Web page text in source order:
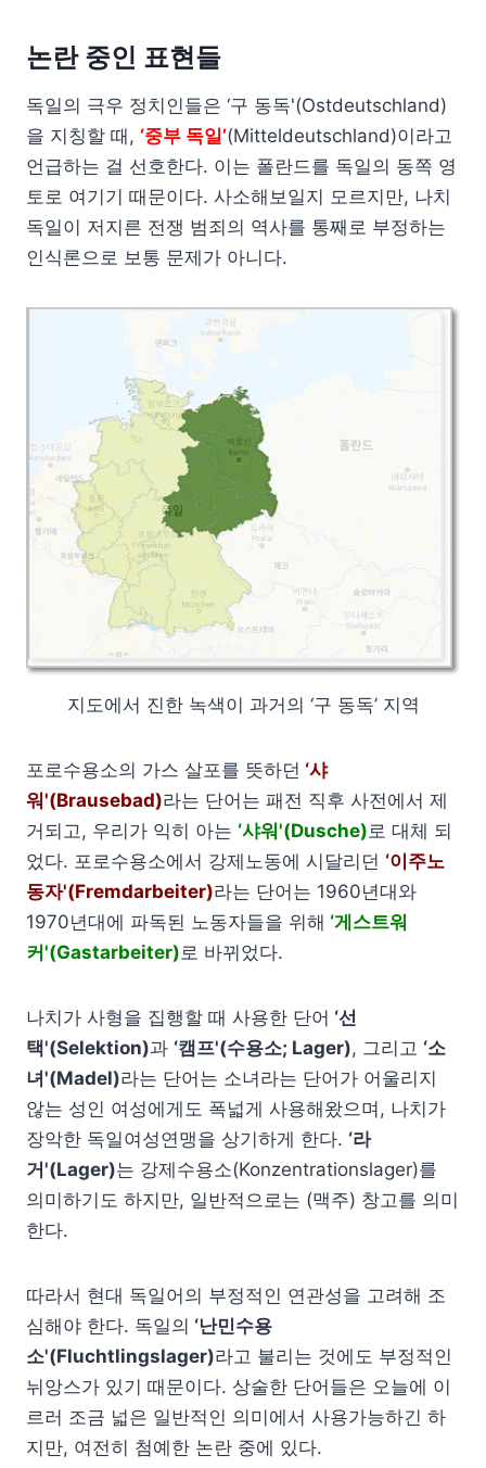
논란 중인 표현들
독일의 극우 정치인들은 ‘구 동독'(Ostdeutschland)
을 지칭할 때, ‘중부 독일’(Mitteldeutschland)이라고
언급하는 걸 선호한다. 이는 폴란드를 독일의 동쪽 영
토로 여기기 때문이다. 사소해보일지 모르지만, 나치
독일이 저지른 전쟁 범죄의 역사를 통째로 부정하는
인식론으로 보통 문제가 아니다.
지도에서 진한 녹색이 과거의 ‘구 동독’ 지역
포로수용소의 가스 살포를 뜻하던 ‘샤
워'(Brausebad)라는 단어는 패전 직후 사전에서 제
거되고, 우리가 익히 아는 ‘샤워'(Dusche)로 대체 되
었다. 포로수용소에서 강제노동에 시달리던 ‘이주노
동자'(Fremdarbeiter)라는 단어는 1960년대와
1970년대에 파독된 노동자들을 위해 ‘게스트워
커'(Gastarbeiter)로 바뀌었다.
나치가 사형을 집행할 때 사용한 단어 ‘선
택'(Selektion)과 ‘캠프'(수용소; Lager), 그리고 ‘소
녀'(Madel)라는 단어는 소녀라는 단어가 어울리지
않는 성인 여성에게도 폭넓게 사용해왔으며, 나치가
장악한 독일여성연맹을 상기하게 한다. ‘라
거'(Lager)는 강제수용소(Konzentrationslager)를
의미하기도 하지만, 일반적으로는 (맥주) 창고를 의미
한다.
따라서 현대 독일어의 부정적인 연관성을 고려해 조
심해야 한다. 독일의 ‘난민수용
소'(Fluchtlingslager)라고 불리는 것에도 부정적인
뉘앙스가 있기 때문이다. 상술한 단어들은 오늘에 이
르러 조금 넓은 일반적인 의미에서 사용가능하긴 하
지만, 여전히 첨예한 논란 중에 있다.